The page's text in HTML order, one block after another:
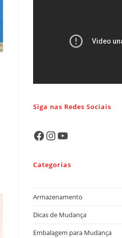
Siga nas Redes Sociais
Categorias
Armazenamento
Dicas de Mudança
Embalagem para Mudança